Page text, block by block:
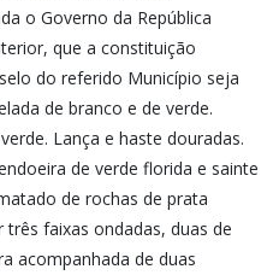
o Governo da República
que a constituição
do referido Município seja
de branco e de verde.
Lança e haste douradas.
de verde florida e sainte
de rochas de prata
faixas ondadas, duas de
acompanhada de duas